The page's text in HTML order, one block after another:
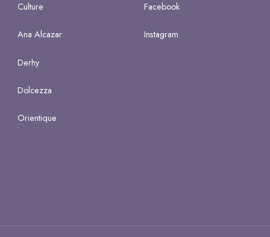
Culture
Ana Alcazar
Derhy
Dolcezza
Orientique
Facebook
Instagram